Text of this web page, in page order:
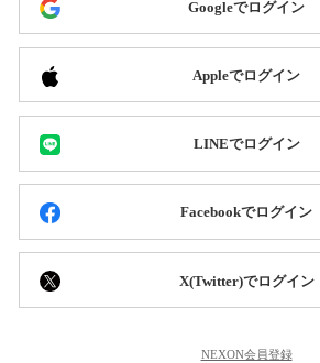
Googleでログイン
Appleでログイン
LINEでログイン
Facebookでログイン
X(Twitter)でログイン
NEXON会員登録